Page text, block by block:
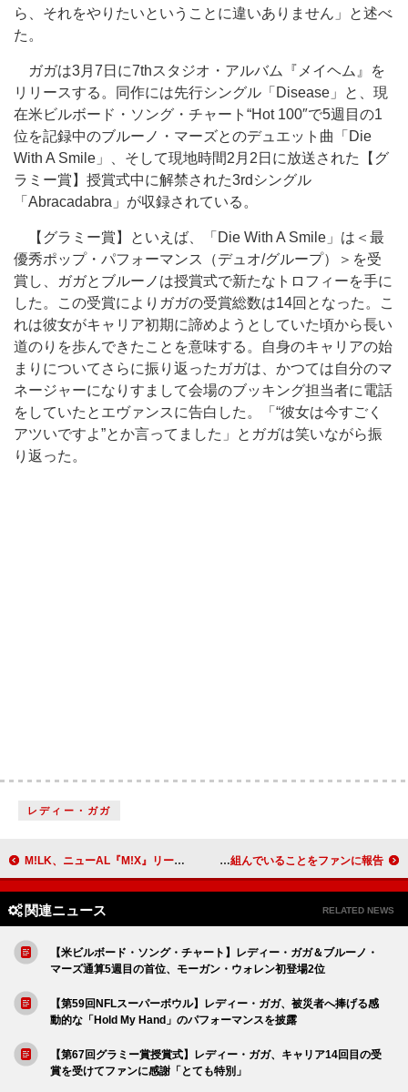
ら、それをやりたいということに違いありません」と述べ
た。
ガガは3月7日に7thスタジオ・アルバム『メイヘム』を
リリースする。同作には先行シングル「Disease」と、現
在米ビルボード・ソング・チャート“Hot 100″で5週目の1
位を記録中のブルーノ・マーズとのデュエット曲「Die
With A Smile」、そして現地時間2月2日に放送された【グ
ラミー賞】授賞式中に解禁された3rdシングル
「Abracadabra」が収録されている。
【グラミー賞】といえば、「Die With A Smile」は＜最
優秀ポップ・パフォーマンス（デュオ/グループ）＞を受
賞し、ガガとブルーノは授賞式で新たなトロフィーを手に
した。この受賞によりガガの受賞総数は14回となった。こ
れは彼女がキャリア初期に諦めようとしていた頃から長い
道のりを歩んできたことを意味する。自身のキャリアの始
まりについてさらに振り返ったガガは、かつては自分のマ
ネージャーになりすまして会場のブッキング担当者に電話
をしていたとエヴァンスに告白した。「“彼女は今すごく
アツいですよ”とか言ってました」とガガは笑いながら振
り返った。
レディー・ガガ
M!LK、ニューAL『M!X』リード曲「イイじゃん」先行配信へ ティザー映像第1弾も公開 マドンナ、“コンフェッションズ・パート2”に取り組んでいることをファンに報告
関連ニュース RELATED NEWS
【米ビルボード・ソング・チャート】レディー・ガガ＆ブルーノ・
マーズ通算5週目の首位、モーガン・ウォレン初登場2位
【第59回NFLスーパーボウル】レディー・ガガ、被災者へ捧げる感
動的な「Hold My Hand」のパフォーマンスを披露
【第67回グラミー賞授賞式】レディー・ガガ、キャリア14回目の受
賞を受けてファンに感謝「とても特別」